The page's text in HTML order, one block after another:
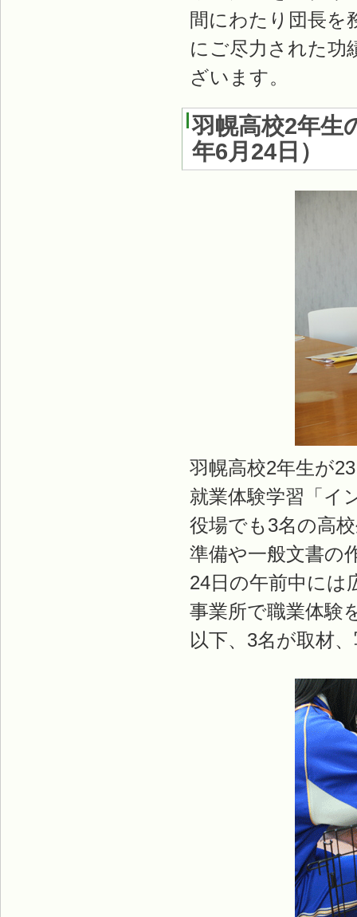
間にわたり団長を
にご尽力された功
ざいます。
羽幌高校2年生
年6月24日 ）
羽幌高校2年生が
就業体験学習「イ
役場でも3名の高
準備や一般文書の
24日の午前中には
事業所で職業体験
以下、3名が取材